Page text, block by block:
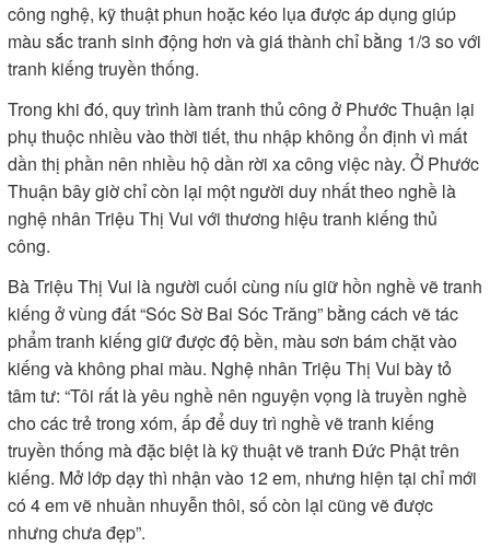
công nghệ, kỹ thuật phun hoặc kéo lụa được áp dụng giúp
màu sắc tranh sinh động hơn và giá thành chỉ bằng 1/3 so với
tranh kiếng truyền thống.
Trong khi đó, quy trình làm tranh thủ công ở Phước Thuận lại
phụ thuộc nhiều vào thời tiết, thu nhập không ổn định vì mất
dần thị phần nên nhiều hộ dần rời xa công việc này. Ở Phước
Thuận bây giờ chỉ còn lại một người duy nhất theo nghề là
nghệ nhân Triệu Thị Vui với thương hiệu tranh kiếng thủ
công.
Bà Triệu Thị Vui là người cuối cùng níu giữ hồn nghề vẽ tranh
kiếng ở vùng đất “Sóc Sờ Bai Sóc Trăng” bằng cách vẽ tác
phẩm tranh kiếng giữ được độ bền, màu sơn bám chặt vào
kiếng và không phai màu. Nghệ nhân Triệu Thị Vui bày tỏ
tâm tư: “Tôi rất là yêu nghề nên nguyện vọng là truyền nghề
cho các trẻ trong xóm, ấp để duy trì nghề vẽ tranh kiếng
truyền thống mà đặc biệt là kỹ thuật vẽ tranh Đức Phật trên
kiếng. Mở lớp dạy thì nhận vào 12 em, nhưng hiện tại chỉ mới
có 4 em vẽ nhuần nhuyễn thôi, số còn lại cũng vẽ được
nhưng chưa đẹp”.